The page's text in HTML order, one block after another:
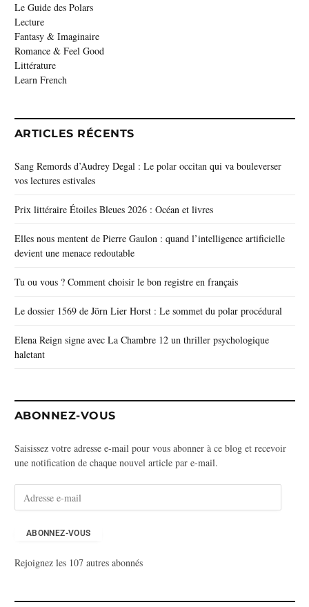
Le Guide des Polars
Lecture
Fantasy & Imaginaire
Romance & Feel Good
Littérature
Learn French
ARTICLES RÉCENTS
Sang Remords d’Audrey Degal : Le polar occitan qui va bouleverser
vos lectures estivales
Prix littéraire Étoiles Bleues 2026 : Océan et livres
Elles nous mentent de Pierre Gaulon : quand l’intelligence artificielle
devient une menace redoutable
Tu ou vous ? Comment choisir le bon registre en français
Le dossier 1569 de Jörn Lier Horst : Le sommet du polar procédural
Elena Reign signe avec La Chambre 12 un thriller psychologique
haletant
ABONNEZ-VOUS
Saisissez votre adresse e-mail pour vous abonner à ce blog et recevoir
une notification de chaque nouvel article par e-mail.
s
ABONNEZ-VOUS
Rejoignez les 107 autres abonnés